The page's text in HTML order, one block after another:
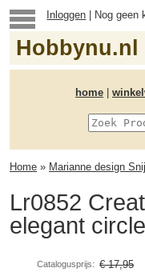
Inloggen | Nog geen
Hobbynu.nl
home
Home » Marianne design
Lr0852
elegant circle
Catalogusprijs: € 17,95